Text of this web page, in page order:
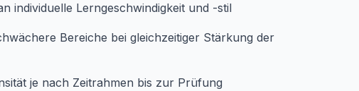
individuelle Lerngeschwindigkeit und -stil
Bereiche bei gleichzeitiger Stärkung der
je nach Zeitrahmen bis zur Prüfung